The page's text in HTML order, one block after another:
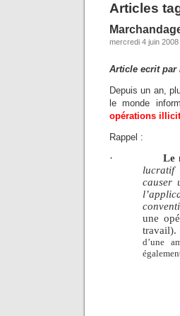
Articles
mercredi 4 juin
Article ecrit par
Depuis un an,
le monde
opérations
Rappel :
· Le
lucratif
causer
une
travail).
d’une